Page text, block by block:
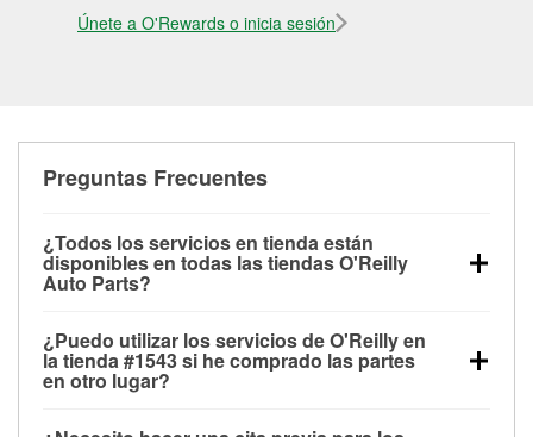
Únete a O'Rewards o inicia sesión
Preguntas Frecuentes
¿Todos los servicios en tienda están
disponibles en todas las tiendas O'Reilly
Auto Parts?
las pruebas de batería, pruebas de alternador y
motor de arranque, revisión de la luz “Check Engine”
con O'Reilly VeriScan® e instalación de
limpiaparabrisas o bombillas, están disponibles en
¿Puedo utilizar los servicios de O'Reilly en
la tienda #1543 si he comprado las partes
en otro lugar?